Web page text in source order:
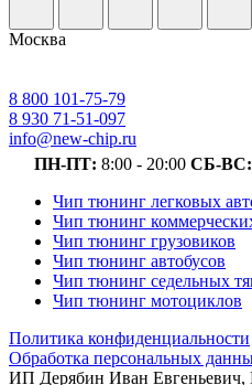
Москва
8 800 101-75-79
8 930 71-51-097
info@new-chip.ru
ПН-ПТ: 8:00 - 20:00 СБ-ВС:
Чип тюнинг легковых
Чип тюнинг
Чип тюнинг грузовиков
Чип тюнинг автобусов
Чип тюнинг седельных
Чип тюнинг мотоциклов
Политика конфиденциальности
Обработка персональных
ИП Дерябин Иван